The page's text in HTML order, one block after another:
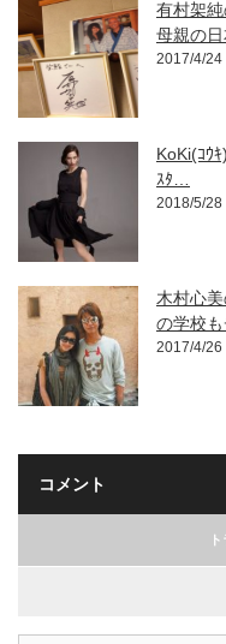
有村架
母親の
2017/4/24
KoKi(ｺｳ
ｽﾀ…
2018/5/28
木村心
の学校も
2017/4/26
コメント